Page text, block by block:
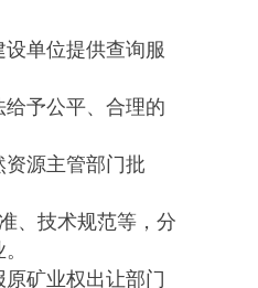
单位提供查询服
予公平、合理的
源主管部门批
、技术规范等，分
矿业权出让部门